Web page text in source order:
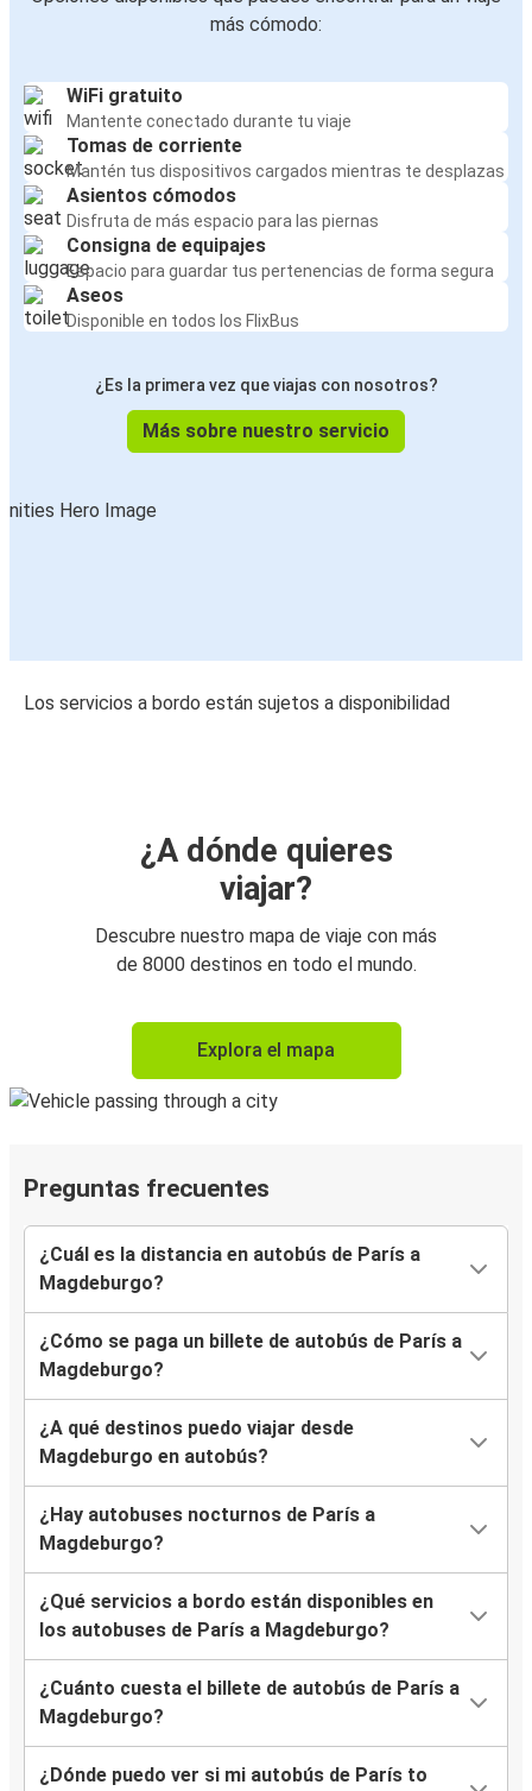
más cómodo:
WiFi gratuito
Mantente conectado durante tu viaje
Tomas de corriente
Mantén tus dispositivos cargados mientras te desplazas
Asientos cómodos
Disfruta de más espacio para las piernas
Consigna de equipajes
Espacio para guardar tus pertenencias de forma segura
Aseos
Disponible en todos los FlixBus
¿Es la primera vez que viajas con nosotros?
Más sobre nuestro servicio
Los servicios a bordo están sujetos a disponibilidad
¿A dónde quieres
viajar?
Descubre nuestro mapa de viaje con más
de 8000 destinos en todo el mundo.
Explora el mapa
Preguntas frecuentes
¿Cuál es la distancia en autobús de París a
Magdeburgo?
¿Cómo se paga un billete de autobús de París a
Magdeburgo?
¿A qué destinos puedo viajar desde
Magdeburgo en autobús?
¿Hay autobuses nocturnos de París a
Magdeburgo?
¿Qué servicios a bordo están disponibles en
los autobuses de París a Magdeburgo?
¿Cuánto cuesta el billete de autobús de París a
Magdeburgo?
¿Dónde puedo ver si mi autobús de París to